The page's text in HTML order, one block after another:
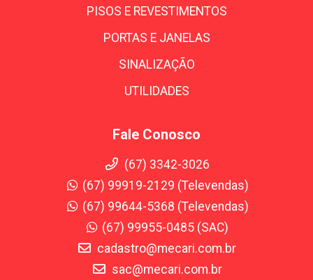
PISOS E REVESTIMENTOS
PORTAS E JANELAS
SINALIZAÇÃO
UTILIDADES
Fale Conosco
(67) 3342-3026
(67) 99919-2129 (Televendas)
(67) 99644-5368 (Televendas)
(67) 99955-0485 (SAC)
cadastro@mecari.com.br
sac@mecari.com.br